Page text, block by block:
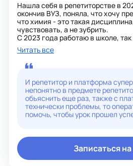
Нашла себя в репетиторстве в
окончив ВУЗ, поняла, что хочу
что химия - это такая
чувствовать, а не зубрить.
С 2023 года работаю в школе,
внутрянку ОГЭ и ЕГЭ, смогу
контрольной и зачёту.
Благодаря опыту работы в школе
найти профессиональный подход
объяснить материал на
Мои ученики участвуют в
профессионального мастерства
занимают призовые места в
Читать все
И репетитор и платформа
непонятно в предмете
объяснить еще раз, также с
технически проблемы, то
помочь, чтобы урок прошел
Записаться